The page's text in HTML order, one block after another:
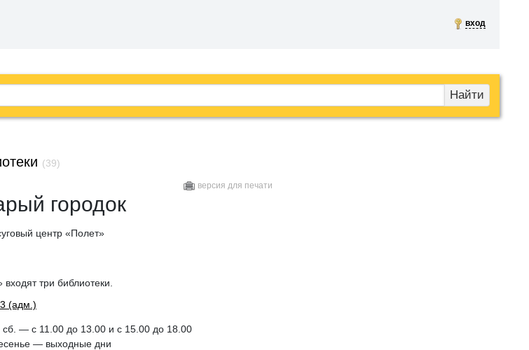
вход
Найти
(39)
версия для печати
городок
центр «Полет»
три библиотеки.
(адм.)
сб. — с 11.00 до 13.00 и с 15.00 до 18.00
— выходные дни